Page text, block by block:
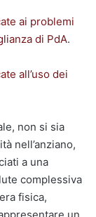
ai problemi
di PdA.
all’uso dei
non si sia
nell’anziano,
a una
complessiva
fisica,